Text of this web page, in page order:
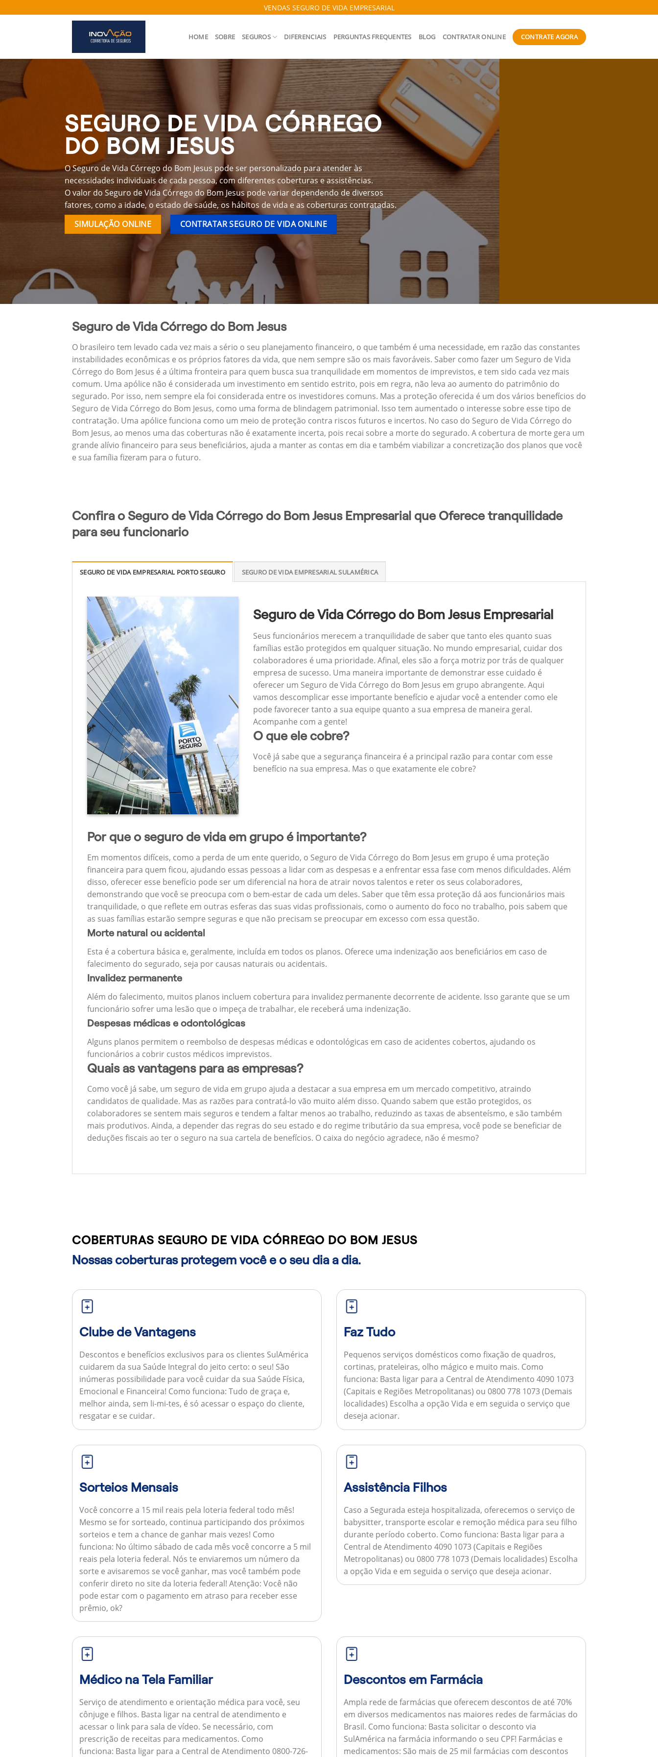
to
VENDAS SEGURO DE VIDA EMPRESARIAL
HOME SOBRE SEGUROS DIFERENCIAIS PERGUNTAS FREQUENTES BLOG CONTRATAR ONLINE CONTRATE AGORA
SEGURO DE VIDA CÓRREGO
DO BOM JESUS
O Seguro de Vida Córrego do Bom Jesus pode ser personalizado para atender às
necessidades individuais de cada pessoa, com diferentes coberturas e assistências.
O valor do Seguro de Vida Córrego do Bom Jesus pode variar dependendo de diversos
fatores, como a idade, o estado de saúde, os hábitos de vida e as coberturas contratadas.
SIMULAÇÃO ONLINE
CONTRATAR SEGURO DE VIDA ONLINE
Seguro de Vida Córrego do Bom Jesus
O brasileiro tem levado cada vez mais a sério o seu planejamento financeiro, o que também é uma necessidade, em razão das constantes
instabilidades econômicas e os próprios fatores da vida, que nem sempre são os mais favoráveis. Saber como fazer um Seguro de Vida
Córrego do Bom Jesus é a última fronteira para quem busca sua tranquilidade em momentos de imprevistos, e tem sido cada vez mais
comum. Uma apólice não é considerada um investimento em sentido estrito, pois em regra, não leva ao aumento do patrimônio do
segurado. Por isso, nem sempre ela foi considerada entre os investidores comuns. Mas a proteção oferecida é um dos vários benefícios do
Seguro de Vida Córrego do Bom Jesus, como uma forma de blindagem patrimonial. Isso tem aumentado o interesse sobre esse tipo de
contratação. Uma apólice funciona como um meio de proteção contra riscos futuros e incertos. No caso do Seguro de Vida Córrego do
Bom Jesus, ao menos uma das coberturas não é exatamente incerta, pois recai sobre a morte do segurado. A cobertura de morte gera um
grande alívio financeiro para seus beneficiários, ajuda a manter as contas em dia e também viabilizar a concretização dos planos que você
e sua família fizeram para o futuro.
Confira o Seguro de Vida Córrego do Bom Jesus Empresarial que Oferece tranquilidade
para seu funcionario
SEGURO DE VIDA EMPRESARIAL PORTO SEGURO SEGURO DE VIDA EMPRESARIAL SULAMÉRICA
Seguro de Vida Córrego do Bom Jesus Empresarial
Seus funcionários merecem a tranquilidade de saber que tanto eles quanto suas
famílias estão protegidos em qualquer situação. No mundo empresarial, cuidar dos
colaboradores é uma prioridade. Afinal, eles são a força motriz por trás de qualquer
empresa de sucesso. Uma maneira importante de demonstrar esse cuidado é
oferecer um Seguro de Vida Córrego do Bom Jesus em grupo abrangente. Aqui
vamos descomplicar esse importante benefício e ajudar você a entender como ele
pode favorecer tanto a sua equipe quanto a sua empresa de maneira geral.
Acompanhe com a gente!
O que ele cobre?
Você já sabe que a segurança financeira é a principal razão para contar com esse
benefício na sua empresa. Mas o que exatamente ele cobre?
Por que o seguro de vida em grupo é importante?
Em momentos difíceis, como a perda de um ente querido, o Seguro de Vida Córrego do Bom Jesus em grupo é uma proteção
financeira para quem ficou, ajudando essas pessoas a lidar com as despesas e a enfrentar essa fase com menos dificuldades. Além
disso, oferecer esse benefício pode ser um diferencial na hora de atrair novos talentos e reter os seus colaboradores,
demonstrando que você se preocupa com o bem-estar de cada um deles. Saber que têm essa proteção dá aos funcionários mais
tranquilidade, o que reflete em outras esferas das suas vidas profissionais, como o aumento do foco no trabalho, pois sabem que
as suas famílias estarão sempre seguras e que não precisam se preocupar em excesso com essa questão.
Morte natural ou acidental
Esta é a cobertura básica e, geralmente, incluída em todos os planos. Oferece uma indenização aos beneficiários em caso de
falecimento do segurado, seja por causas naturais ou acidentais.
Invalidez permanente
Além do falecimento, muitos planos incluem cobertura para invalidez permanente decorrente de acidente. Isso garante que se um
funcionário sofrer uma lesão que o impeça de trabalhar, ele receberá uma indenização.
Despesas médicas e odontológicas
Alguns planos permitem o reembolso de despesas médicas e odontológicas em caso de acidentes cobertos, ajudando os
funcionários a cobrir custos médicos imprevistos.
Quais as vantagens para as empresas?
Como você já sabe, um seguro de vida em grupo ajuda a destacar a sua empresa em um mercado competitivo, atraindo
candidatos de qualidade. Mas as razões para contratá-lo vão muito além disso. Quando sabem que estão protegidos, os
colaboradores se sentem mais seguros e tendem a faltar menos ao trabalho, reduzindo as taxas de absenteísmo, e são também
mais produtivos. Ainda, a depender das regras do seu estado e do regime tributário da sua empresa, você pode se beneficiar de
deduções fiscais ao ter o seguro na sua cartela de benefícios. O caixa do negócio agradece, não é mesmo?
COBERTURAS SEGURO DE VIDA CÓRREGO DO BOM JESUS
Nossas coberturas protegem você e o seu dia a dia.
Clube de Vantagens
Descontos e benefícios exclusivos para os clientes SulAmérica
cuidarem da sua Saúde Integral do jeito certo: o seu! São
inúmeras possibilidade para você cuidar da sua Saúde Física,
Emocional e Financeira! Como funciona: Tudo de graça e,
melhor ainda, sem li-mi-tes, é só acessar o espaço do cliente,
resgatar e se cuidar.
Faz Tudo
Pequenos serviços domésticos como fixação de quadros,
cortinas, prateleiras, olho mágico e muito mais. Como
funciona: Basta ligar para a Central de Atendimento 4090 1073
(Capitais e Regiões Metropolitanas) ou 0800 778 1073 (Demais
localidades) Escolha a opção Vida e em seguida o serviço que
deseja acionar.
Sorteios Mensais
Você concorre a 15 mil reais pela loteria federal todo mês!
Mesmo se for sorteado, continua participando dos próximos
sorteios e tem a chance de ganhar mais vezes! Como
funciona: No último sábado de cada mês você concorre a 5 mil
reais pela loteria federal. Nós te enviaremos um número da
sorte e avisaremos se você ganhar, mas você também pode
conferir direto no site da loteria federal!Atenção: Você não
pode estar com o pagamento em atraso para receber esse
prêmio, ok?
Assistência Filhos
Caso a Segurada esteja hospitalizada, oferecemos o serviço de
babysitter, transporte escolar e remoção médica para seu filho
durante período coberto. Como funciona: Basta ligar para a
Central de Atendimento 4090 1073 (Capitais e Regiões
Metropolitanas) ou 0800 778 1073 (Demais localidades) Escolha
a opção Vida e em seguida o serviço que deseja acionar.
Médico na Tela Familiar
Serviço de atendimento e orientação médica para você, seu
cônjuge e filhos. Basta ligar na central de atendimento e
acessar o link para sala de vídeo. Se necessário, com
prescrição de receitas para medicamentos. Como
funciona: Basta ligar para a Central de Atendimento 0800-726-
Descontos em Farmácia
Ampla rede de farmácias que oferecem descontos de até 70%
em diversos medicamentos nas maiores redes de farmácias do
Brasil. Como funciona: Basta solicitar o desconto via
SulAmérica na farmácia informando o seu CPF! Farmácias e
medicamentos: São mais de 25 mil farmácias com descontos